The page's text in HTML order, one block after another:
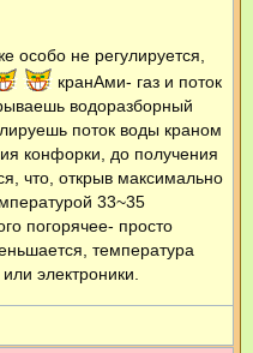
особо не регулируется,
кранАми- газ и поток
водоразборный
поток воды краном
конфорки, до получения
что, открыв максимально
33~35
погорячее- просто
температура
электроники.